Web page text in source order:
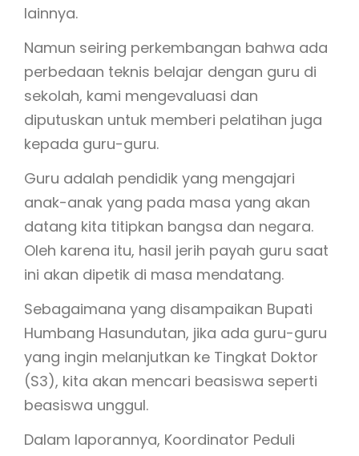
lainnya.
Namun seiring perkembangan bahwa ada
perbedaan teknis belajar dengan guru di
sekolah, kami mengevaluasi dan
diputuskan untuk memberi pelatihan juga
kepada guru-guru.
Guru adalah pendidik yang mengajari
anak-anak yang pada masa yang akan
datang kita titipkan bangsa dan negara.
Oleh karena itu, hasil jerih payah guru saat
ini akan dipetik di masa mendatang.
Sebagaimana yang disampaikan Bupati
Humbang Hasundutan, jika ada guru-guru
yang ingin melanjutkan ke Tingkat Doktor
(S3), kita akan mencari beasiswa seperti
beasiswa unggul.
Dalam laporannya, Koordinator Peduli